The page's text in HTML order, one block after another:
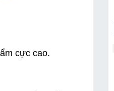
cực cao.